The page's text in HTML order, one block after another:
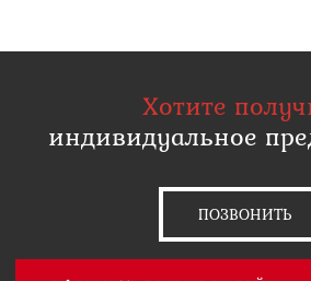
Хотите
индивидуальное
ПОЗВОНИТЬ